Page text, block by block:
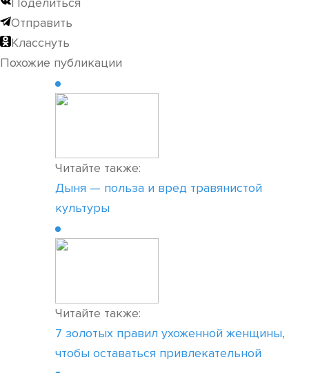
Отправить
Класснуть
Похожие публикации
Читайте также:
Дыня — польза и вред травянистой
культуры
Читайте также:
7 золотых правил ухоженной женщины,
чтобы оставаться привлекательной